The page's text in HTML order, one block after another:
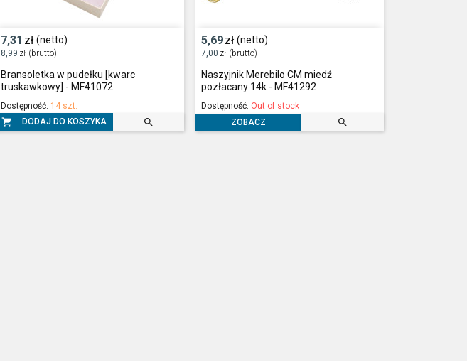
7,31 zł (netto)
8,99 zł (brutto)
Bransoletka w pudełku [kwarc
truskawkowy] - MF41072
Dostępność: 14 szt.
 DODAJ DO KOSZYKA 
5,69zł (netto)
7,00 zł (brutto)
Naszyjnik Merebilo CM miedź
pozłacany 14k - MF41292
Dostępność: Out of stock
ZOBACZ
